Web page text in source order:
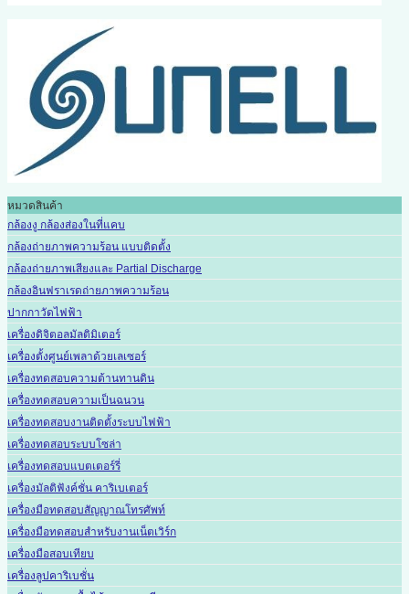
หมวดสินค้า
กล้องงู กล้องส่องในที่แคบ
กล้องถ่ายภาพความร้อน แบบติดตั้ง
กล้องถ่ายภาพเสียงและ Partial Discharge
กล้องอินฟราเรดถ่ายภาพความร้อน
ปากกาวัดไฟฟ้า
เครื่องดิจิตอลมัลติมิเตอร์
เครื่องตั้งศูนย์เพลาด้วยเลเซอร์
เครื่องทดสอบความต้านทานดิน
เครื่องทดสอบความเป็นฉนวน
เครื่องทดสอบงานติดตั้งระบบไฟฟ้า
เครื่องทดสอบระบบโซล่า
เครื่องทดสอบแบตเตอร์รี่
เครื่องมัลติฟังค์ชั่น คาริเบเตอร์
เครื่องมือทดสอบสัญญาณโทรศัพท์
เครื่องมือทดสอบสำหรับงานเน็ตเวิร์ก
เครื่องมือสอบเทียบ
เครื่องลูปคาริเบชั่น